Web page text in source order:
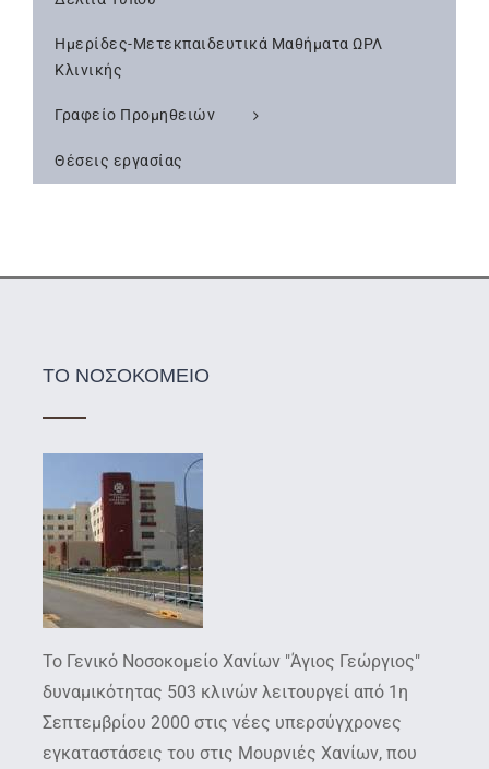
Ημερίδες-Μετεκπαιδευτικά Μαθήματα ΩΡΛ
Κλινικής
Γραφείο Προμηθειών
Θέσεις εργασίας
ΤΟ ΝΟΣΟΚΟΜΕΙΟ
Το Γενικό Νοσοκομείο Χανίων "Άγιος Γεώργιος"
δυναμικότητας 503 κλινών λειτουργεί από 1η
Σεπτεμβρίου 2000 στις νέες υπερσύγχρονες
εγκαταστάσεις του στις Μουρνιές Χανίων, που